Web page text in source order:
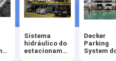
Sistema
hidráulico do
estacionamento
Decker
Parking
System